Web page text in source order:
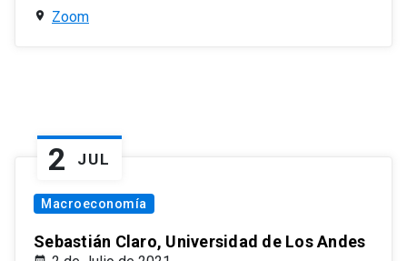
Zoom
2 JUL
Macroeconomía
Sebastián Claro, Universidad de Los Andes